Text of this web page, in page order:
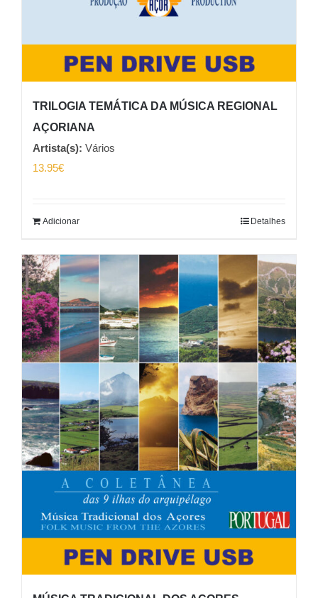
TRILOGIA TEMÁTICA DA MÚSICA REGIONAL
AÇORIANA
Artista(s): Vários
13.95€
Adicionar Detalhes